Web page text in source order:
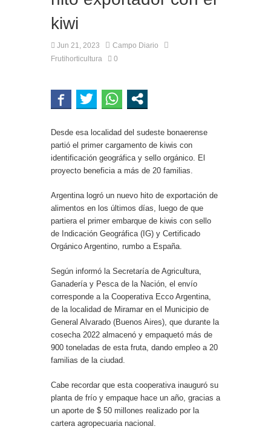
kiwi
Jun 21, 2023
Campo Diario
Frutihorticultura
0
Desde esa localidad del sudeste bonaerense
partió el primer cargamento de kiwis con
identificación geográfica y sello orgánico. El
proyecto beneficia a más de 20 familias.
Argentina logró un nuevo hito de exportación de
alimentos en los últimos días, luego de que
partiera el primer embarque de kiwis con sello
de Indicación Geográfica (IG) y Certificado
Orgánico Argentino, rumbo a España.
Según informó la Secretaría de Agricultura,
Ganadería y Pesca de la Nación, el envío
corresponde a la Cooperativa Ecco Argentina,
de la localidad de Miramar en el Municipio de
General Alvarado (Buenos Aires), que durante la
cosecha 2022 almacenó y empaquetó más de
900 toneladas de esta fruta, dando empleo a 20
familias de la ciudad.
Cabe recordar que esta cooperativa inauguró su
planta de frío y empaque hace un año, gracias a
un aporte de $ 50 millones realizado por la
cartera agropecuaria nacional.